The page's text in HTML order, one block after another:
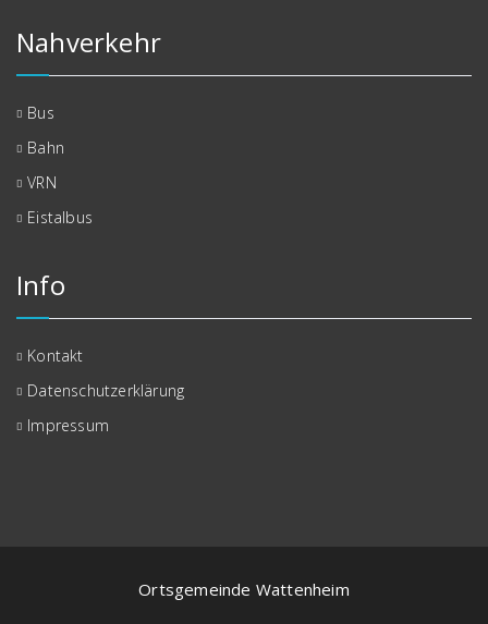
Nahverkehr
Bus
Bahn
VRN
Eistalbus
Info
Kontakt
Datenschutzerklärung
Impressum
Ortsgemeinde Wattenheim